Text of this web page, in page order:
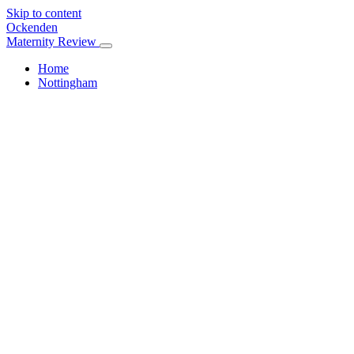
Skip to content
Ockenden
Maternity Review
Home
Nottingham